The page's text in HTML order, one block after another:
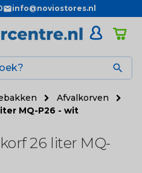
info@noviostores.nl

Afvalkorven
MQ-P26 - wit
26 liter MQ-